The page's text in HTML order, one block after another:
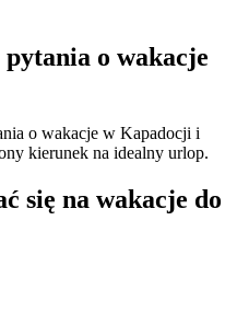
pytania o wakacje
o wakacje w Kapadocji i
kierunek na idealny urlop.
się na wakacje do